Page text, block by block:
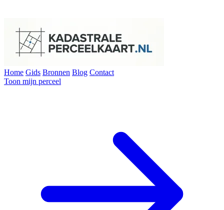
Home Gids Bronnen Blog Contact
Toon mijn perceel